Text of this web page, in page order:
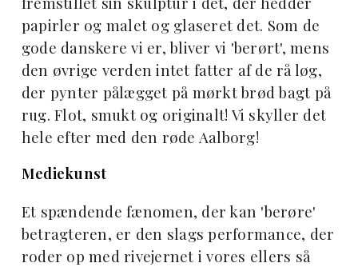
papirler og malet og glaseret det. Som de
gode danskere vi er, bliver vi 'berørt', mens
den øvrige verden intet fatter af de rå løg,
der pynter pålægget på mørkt brød bagt på
rug. Flot, smukt og originalt! Vi skyller det
hele efter med den røde Aalborg!
Mediekunst
Et spændende fænomen, der kan 'berøre'
betragteren, er den slags performance, der
roder op med rivejernet i vores ellers så